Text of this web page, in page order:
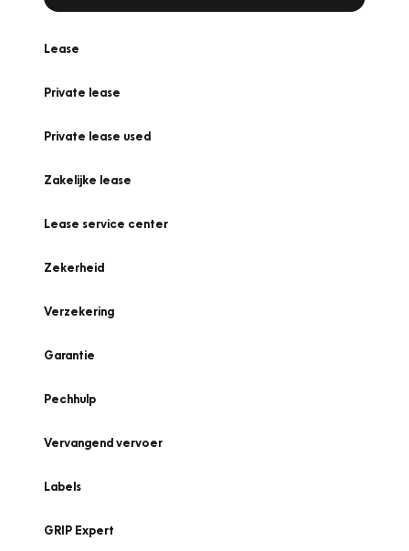
Lease
Private lease
Private lease used
Zakelijke lease
Lease service center
Zekerheid
Verzekering
Garantie
Pechhulp
Vervangend vervoer
Labels
GRIP Expert